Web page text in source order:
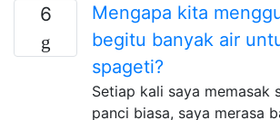
6
Mengapa kita
begitu banyak air
spageti?
Setiap kali saya memasak
panci biasa, saya merasa